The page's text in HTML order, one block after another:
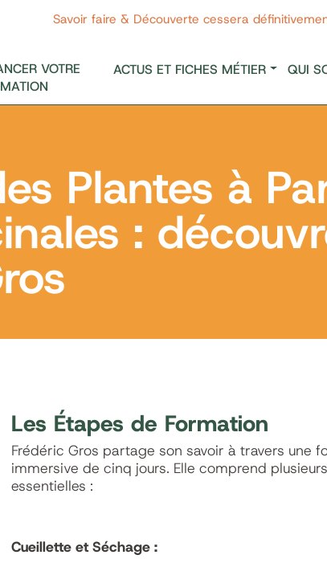
Savoir faire & Découverte cessera
VOTRE
ACTUS ET FICHES MÉTIER QUI
Plantes à
:
Les Étapes de Formation
Frédéric Gros partage son savoir à travers une
immersive de cinq jours. Elle comprend
essentielles :
Cueillette et Séchage :